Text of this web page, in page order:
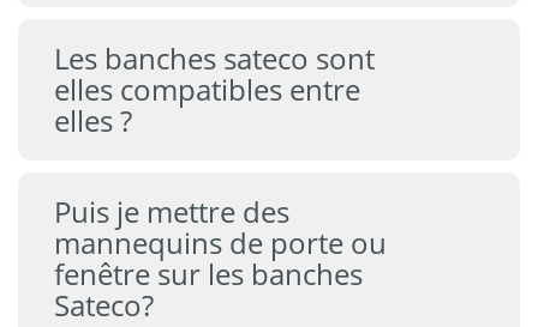
Les banches sateco sont
elles compatibles entre
elles ?
Puis je mettre des
mannequins de porte ou
fenêtre sur les banches
Sateco?